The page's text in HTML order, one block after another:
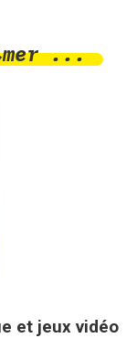
...
et jeux vidéo